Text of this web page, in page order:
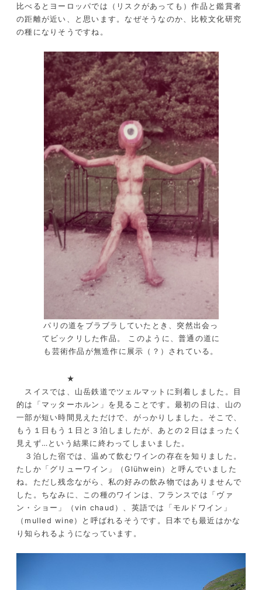
比べるとヨーロッパでは（リスクがあっても）作品と鑑賞者
の距離が近い、と思います。なぜそうなのか、比較文化研究
の種になりそうですね。
パリの道をブラブラしていたとき、突然出会っ
てビックリした作品。 このように、普通の道に
も芸術作品が無造作に展示（？）されている。
★
スイスでは、山岳鉄道でツェルマットに到着しました。目
的は「マッターホルン」を見ることです。最初の日は、山の
一部が短い時間見えただけで、がっかりしました。そこで、
もう１日もう１日と３泊しましたが、あとの２日はまったく
見えず…という結果に終わってしまいました。
３泊した宿では、温めて飲むワインの存在を知りました。
たしか「グリューワイン」（Glühwein）と呼んでいました
ね。ただし残念ながら、私の好みの飲み物ではありませんで
した。ちなみに、この種のワインは、フランスでは「ヴァ
ン・ショー」（vin chaud）、英語では「モルドワイン」
（mulled wine）と呼ばれるそうです。日本でも最近はかな
り知られるようになっています。